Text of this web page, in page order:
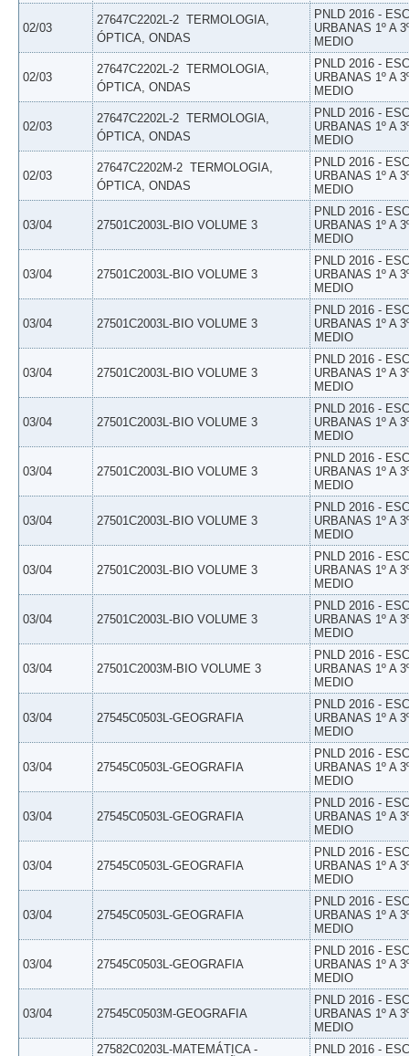
02/03
27647C2202L-2  TERMOLOGIA,
ÓPTICA, ONDAS
PNLD 2016 -
URBANAS 1º A
MEDIO
02/03
27647C2202L-2  TERMOLOGIA,
ÓPTICA, ONDAS
PNLD 2016 -
URBANAS 1º A
MEDIO
02/03
27647C2202L-2  TERMOLOGIA,
ÓPTICA, ONDAS
PNLD 2016 -
URBANAS 1º A
MEDIO
02/03
27647C2202M-2  TERMOLOGIA,
ÓPTICA, ONDAS
PNLD 2016 -
URBANAS 1º A
MEDIO
03/04 27501C2003L-BIO VOLUME 3
PNLD 2016 -
URBANAS 1º A
MEDIO
03/04 27501C2003L-BIO VOLUME 3
PNLD 2016 -
URBANAS 1º A
MEDIO
03/04 27501C2003L-BIO VOLUME 3
PNLD 2016 -
URBANAS 1º A
MEDIO
03/04 27501C2003L-BIO VOLUME 3
PNLD 2016 -
URBANAS 1º A
MEDIO
03/04 27501C2003L-BIO VOLUME 3
PNLD 2016 -
URBANAS 1º A
MEDIO
03/04 27501C2003L-BIO VOLUME 3
PNLD 2016 -
URBANAS 1º A
MEDIO
03/04 27501C2003L-BIO VOLUME 3
PNLD 2016 -
URBANAS 1º A
MEDIO
03/04 27501C2003L-BIO VOLUME 3
PNLD 2016 -
URBANAS 1º A
MEDIO
03/04 27501C2003L-BIO VOLUME 3
PNLD 2016 -
URBANAS 1º A
MEDIO
03/04 27501C2003M-BIO VOLUME 3
PNLD 2016 -
URBANAS 1º A
MEDIO
03/04 27545C0503L-GEOGRAFIA
PNLD 2016 -
URBANAS 1º A
MEDIO
03/04 27545C0503L-GEOGRAFIA
PNLD 2016 -
URBANAS 1º A
MEDIO
03/04 27545C0503L-GEOGRAFIA
PNLD 2016 -
URBANAS 1º A
MEDIO
03/04 27545C0503L-GEOGRAFIA
PNLD 2016 -
URBANAS 1º A
MEDIO
03/04 27545C0503L-GEOGRAFIA
PNLD 2016 -
URBANAS 1º A
MEDIO
03/04 27545C0503L-GEOGRAFIA
PNLD 2016 -
URBANAS 1º A
MEDIO
03/04 27545C0503M-GEOGRAFIA
PNLD 2016 -
URBANAS 1º A
MEDIO
27582C0203L-MATEMÁTICA -
PNLD 2016 -